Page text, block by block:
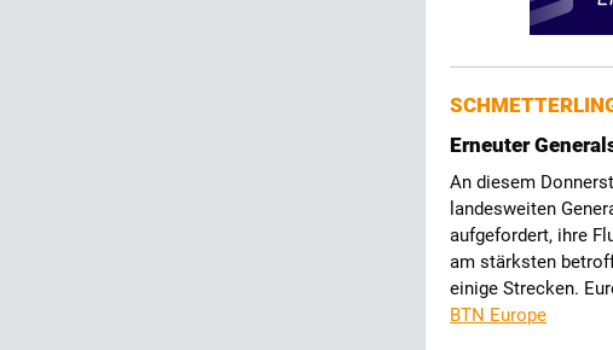
Erneuter
An diesem
landesweiten
aufgefordert, ihre
am stärksten
einige Strecken.
BTN Europe